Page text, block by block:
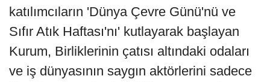
katılımcıların 'Dünya Çevre Günü'nü ve
Sıfır Atık Haftası'nı' kutlayarak başlayan
Kurum, Birliklerinin çatısı altındaki odaları
ve iş dünyasının saygın aktörlerini sadece